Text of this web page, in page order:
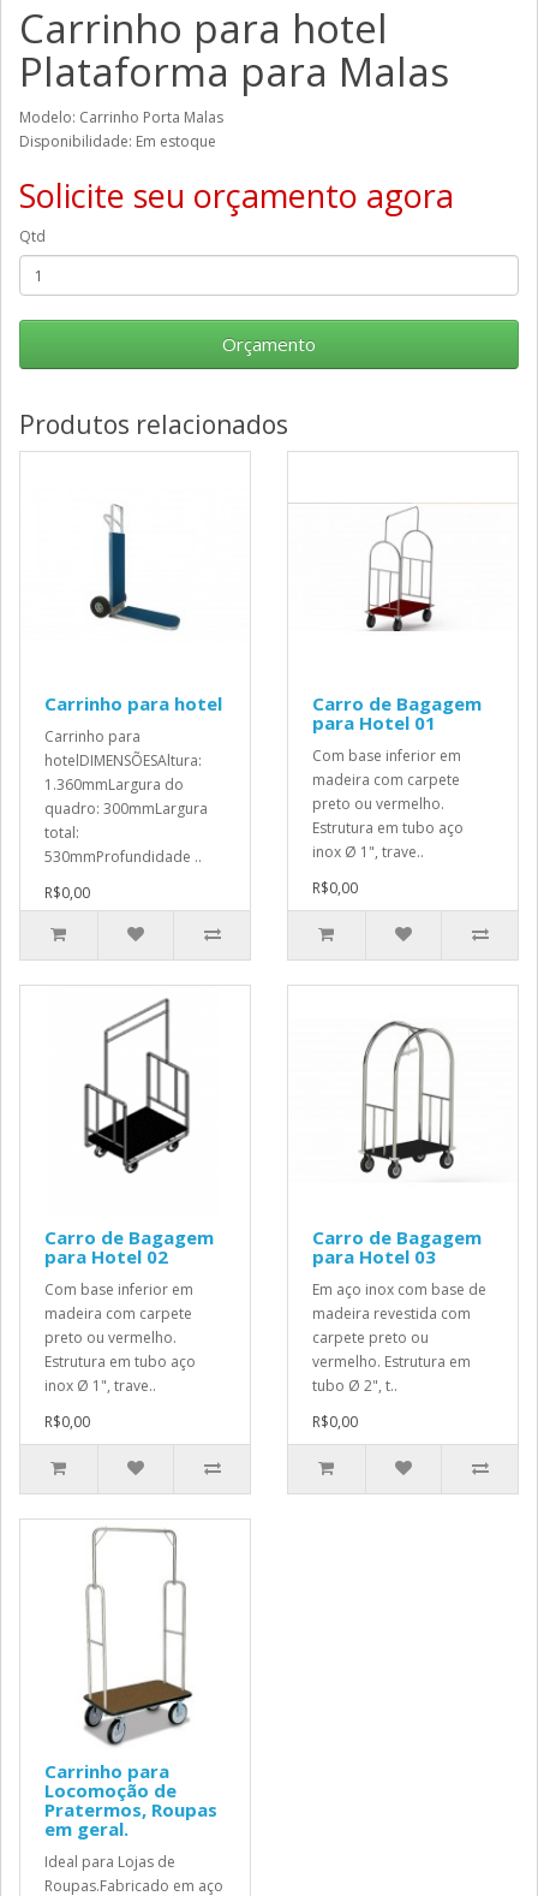
Carrinho para hotel
Plataforma para Malas
Modelo: Carrinho Porta Malas
Disponibilidade: Em estoque
Solicite seu orçamento agora
Qtd
Orçamento
Produtos relacionados
Carrinho para hotel
Carrinho para
hotelDIMENSÕESAltura:
1.360mmLargura do
quadro: 300mmLargura
total:
530mmProfundidade ..
R$0,00
Carro de Bagagem
para Hotel 01
Com base inferior em
madeira com carpete
preto ou vermelho.
Estrutura em tubo aço
inox Ø 1", trave..
R$0,00
Carro de Bagagem
para Hotel 02
Com base inferior em
madeira com carpete
preto ou vermelho.
Estrutura em tubo aço
inox Ø 1", trave..
R$0,00
Carro de Bagagem
para Hotel 03
Em aço inox com base de
madeira revestida com
carpete preto ou
vermelho. Estrutura em
tubo Ø 2", t..
R$0,00
Carrinho para
Locomoção de
Pratermos, Roupas
em geral.
Ideal para Lojas de
Roupas.Fabricado em aço